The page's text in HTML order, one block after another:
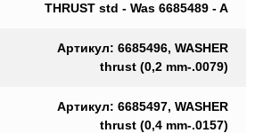
THRUST std - Was 6685489 - A
Артикул: 6685496, WASHER
thrust (0,2 mm-.0079)
Артикул: 6685497, WASHER
thrust (0,4 mm-.0157)